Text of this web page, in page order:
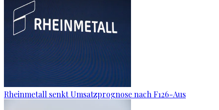
Rheinmetall senkt Umsatzprognose nach F126-Aus